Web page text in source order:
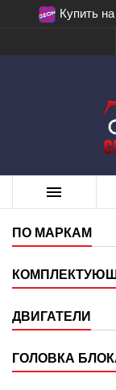
Купить

ПО МАРКАМ
ДВИГАТЕЛИ
ГОЛОВКА